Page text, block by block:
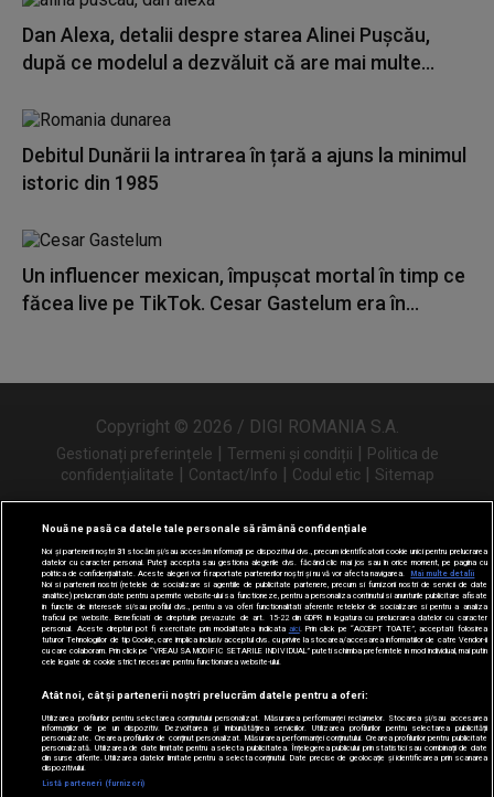
Dan Alexa, detalii despre starea Alinei Pușcău,
după ce modelul a dezvăluit că are mai multe...
Debitul Dunării la intrarea în țară a ajuns la minimul
istoric din 1985
Un influencer mexican, împușcat mortal în timp ce
făcea live pe TikTok. Cesar Gastelum era în...
Copyright © 2026 / DIGI ROMANIA S.A.
Gestionați preferințele | Termeni și condiții | Politica de
confidențialitate | Contact/Info | Codul etic | Sitemap
Urmărește-ne și pe
Nouă ne pasă ca datele tale personale să rămână confidențiale
Noi și partenerii noștri31 stocăm și/sau accesăm informații pe dispozitivul dvs., precum identificatorii cookie unici pentru prelucrarea
datelor cu caracter personal. Puteți accepta sau gestiona alegerile dvs. făcând clic mai jos sau în orice moment, pe pagina cu
politica de confidențialitate. Aceste alegeri vor fi raportate partenerilor noștri și nu vă vor afecta navigarea.
Mai multe detalii
Noi si partenerii nostri (retelele de socializare si agentiile de publicitate partenere, precum si furnizorii nostri de servicii de date
analitice) prelucram date pentru a permite website-ului sa functioneze, pentru a personaliza continutul si anunturile publicitare afisate
in functie de interesele si/sau profilul dvs., pentru a va oferi functionalitati aferente retelelor de socializare si pentru a analiza
traficul pe website. Beneficiati de drepturile prevazute de art. 15-22 din GDPR in legatura cu prelucrarea datelor cu caracter
personal. Aceste drepturi pot fi exercitate prin modalitatea indicata aici. Prin click pe “ACCEPT TOATE”, acceptati folosirea
tuturor Tehnologiilor de tip Cookie, care implica inclusiv acceptul dvs. cu privire la stocarea/accesarea informatiilor de catre Vendor-ii
cu care colaboram. Prin click pe “VREAU SA MODIFIC SETARILE INDIVIDUAL” puteti schimba preferintele in mod individual, mai putin
cele legate de cookie strict necesare pentru functionarea website-ului.
Atât noi, cât și partenerii noștri prelucrăm datele pentru a oferi:
Utilizarea profilurilor pentru selectarea conținutului personalizat. Măsurarea performanței reclamelor. Stocarea și/sau accesarea
informațiilor de pe un dispozitiv. Dezvoltarea și îmbunătățirea serviciilor. Utilizarea profilurilor pentru selectarea publicității
personalizate. Crearea profilurilor de conținut personalizat. Măsurarea performanței conținutului. Crearea profilurilor pentru publicitate
personalizată. Utilizarea de date limitate pentru a selecta publicitatea. Înțelegerea publicului prin statistici sau combinații de date
din surse diferite. Utilizarea datelor limitate pentru a selecta conținutul. Date precise de geolocație și identificarea prin scanarea
dispozitivului.
Listă parteneri (furnizori)